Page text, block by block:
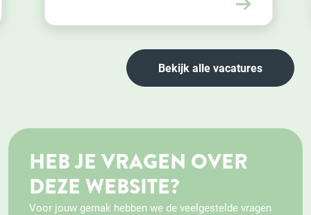
Bekijk alle vacatures
HEB JE VRAGEN OVER
DEZE WEBSITE?
Voor jouw gemak hebben we de veelgestelde vragen